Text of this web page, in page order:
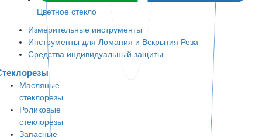
Цветное стекло
Измерительные инструменты
Инструменты для Ломания и Вскрытия Реза
Средства индивидуальный защиты
Масляные
стеклорезы
Роликовые
стеклорезы
Запасные